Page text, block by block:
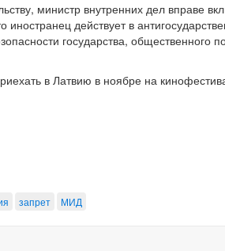
министр внутренних дел вправе
иностранец действует в
государства, общественного
в Латвию в ноябре на
запрет МИД